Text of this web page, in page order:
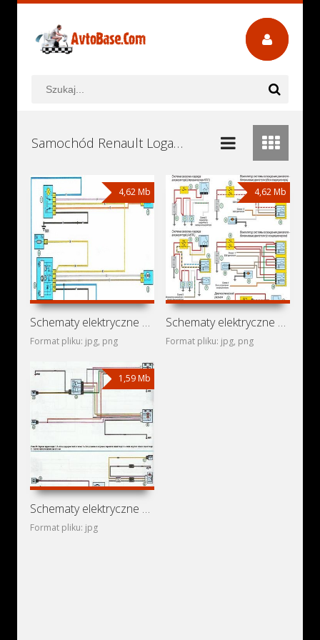
Samochód Renault Logan Instrukcje Obsługi, Książki Serwisowe i Naprawy Download - Pobierz za Darmo
4,62 Mb
Schematy elektryczne Renault Logan II
Format pliku: jpg, png
4,62 Mb
Schematy elektryczne Renault Logan I
Format pliku: jpg, png
1,59 Mb
Schematy elektryczne Renault Logan MCV
Format pliku: jpg